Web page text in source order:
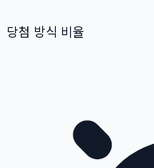
당첨 방식 비율